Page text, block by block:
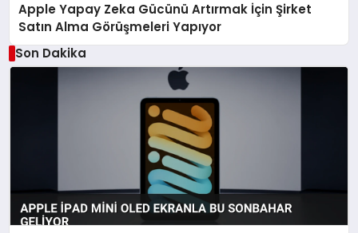
Apple Yapay Zeka Gücünü Artırmak İçin Şirket
Satın Alma Görüşmeleri Yapıyor
Son Dakika